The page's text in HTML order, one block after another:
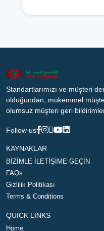
Standartlarımızı ve müşteri
olduğundan, mükemmel
olumsuz müşteri geri
Follow us
KAYNAKLAR
BİZİMLE İLETİŞİME GEÇİN
FAQs
Gizlilik Politikası
Terms & Conditions
QUICK LINKS
Home